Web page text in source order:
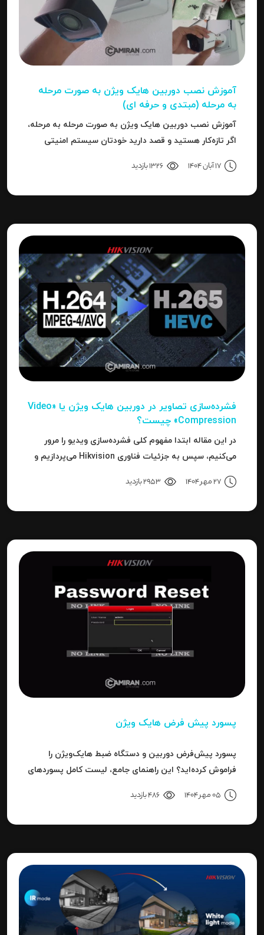
آموزش نصب دوربین هایک‌ ویژن به صورت مرحله‌
به‌ مرحله (مبتدی و حرفه ای)
آموزش نصب دوربین هایک‌ ویژن به صورت مرحله‌ به‌ مرحله،
اگر تازه‌کار هستید و قصد دارید خودتان سیستم امنیتی
دقیق‌تری را بدانید، این مقاله برای شما نوشته شده است.
17 آبان 1404 1326 بازدید
فشرده‌سازی تصاویر در دوربین‌ هایک ویژن یا «Video
Compression» چیست؟
در این مقاله ابتدا مفهوم کلی فشرده‌سازی ویدیو را مرور
می‌کنیم، سپس به جزئیات فناوری Hikvision می‌پردازیم و
نتیجه می‌رسیم.
27 مهر 1404 2953 بازدید
پسورد پیش فرض هایک ویژن
پسورد پیش‌فرض دوربین و دستگاه ضبط هایک‌ویژن را
فراموش کرده‌اید؟ این راهنمای جامع، لیست کامل پسوردهای
"Invalid Password" را آموزش می‌دهد.
05 مهر 1404 486 بازدید